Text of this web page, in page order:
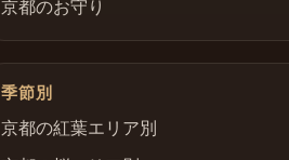
京都のお守り
季節別
京都の紅葉エリア別